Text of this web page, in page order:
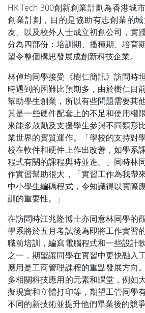
HK Tech 300創新創業計劃為香港城
創業計劃，目的是協助有志創業的
友、以及校外人士成立初創公司，實
分為四部份：培訓期、播種期、培育
望令整個構思發展成創新科技企業。
林倬均同學接受《樹仁簡訊》訪問時
時遇到的困難比預期多，由於樹仁目
幫助學生創業，所以有些問題需要其
其是一些硬件配套上的不足和使用權
來能多鼓勵及支援學生參與不同類形
業世界的實質運作。「學校的支持對
校在軟件和硬件上作出改善，如學系
程式有關的課程與時並進。」同時林
作實習幫助很大，「實習工作為我帶
中小學生編碼程式，令知識得以實際
訓的重要性。」
在訪問時江兆隆博士亦同意林同學的
學系將於五月考試後為即將工作實習
職前培訓，編寫電腦程式和一些設計
之一，期望讓同學在實習中更快融入
應用是工商管理課程的重點發展方向
多相關科技應用的元素和課堂，例如
擬現實和立體打印等，期望工管同學
不同的新技術並提升他們畢業後的競爭